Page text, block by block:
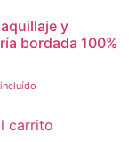
y
bordada 100%
incluído
carrito